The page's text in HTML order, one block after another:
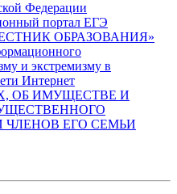
Федерации
портал ЕГЭ
ОБРАЗОВАНИЯ»
и экстремизму в
Интернет
ОБ ИМУЩЕСТВЕ И
ЧЛЕНОВ ЕГО СЕМЬИ